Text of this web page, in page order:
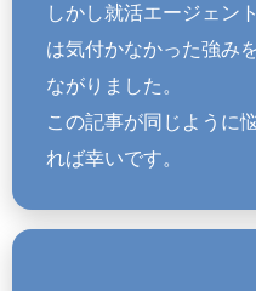
しかし就活エージェン
は気付かなかった強み
ながりました。
この記事が同じように
れば幸いです。